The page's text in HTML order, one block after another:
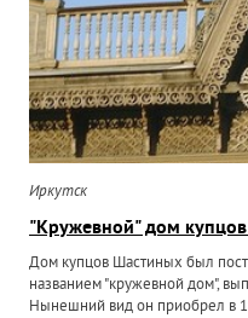
Иркутск
"Кружевной" дом
Дом купцов Шастиных был
названием "кружевной дом",
Нынешний вид он приобрел в